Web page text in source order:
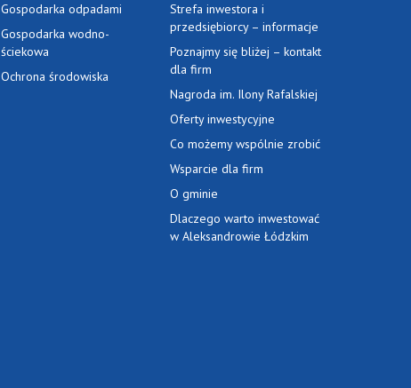
Gospodarka odpadami
Gospodarka wodno-
ściekowa
Ochrona środowiska
Strefa inwestora i
przedsiębiorcy – informacje
Poznajmy się bliżej – kontakt
dla firm
Nagroda im. Ilony Rafalskiej
Oferty inwestycyjne
Co możemy wspólnie zrobić
Wsparcie dla firm
O gminie
Dlaczego warto inwestować
w Aleksandrowie Łódzkim